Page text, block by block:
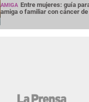
AMIGA Entre mujeres: guía
amiga o familiar con cáncer